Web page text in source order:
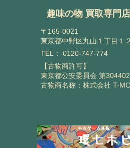
趣味の物 買取専門
〒165-0021
東京都中野区丸山１丁目１
TEL： 0120-747-774
【古物商許可】
東京都公安委員会 第
古物商名称：株式会社 T-